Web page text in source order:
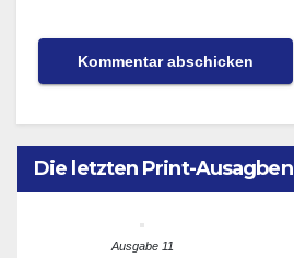
Die letzten Print-Ausagben
Ausgabe 11